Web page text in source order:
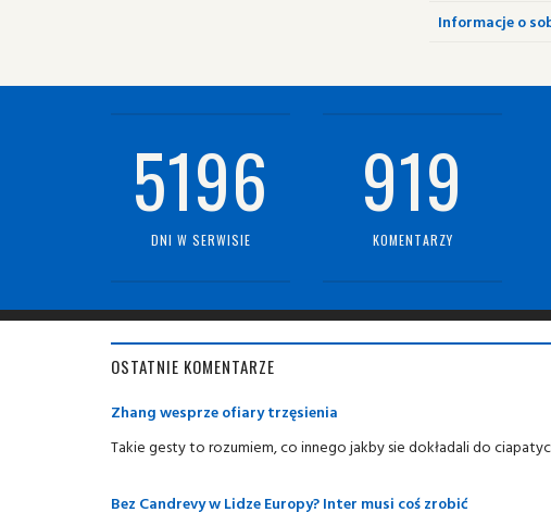
Informacje o
5196
DNI W SERWISIE
919
KOMENTARZY
OSTATNIE KOMENTARZE
Zhang wesprze ofiary trzęsienia
Takie gesty to rozumiem, co innego jakby sie dokładali do
Bez Candrevy w Lidze Europy? Inter musi coś zrobić